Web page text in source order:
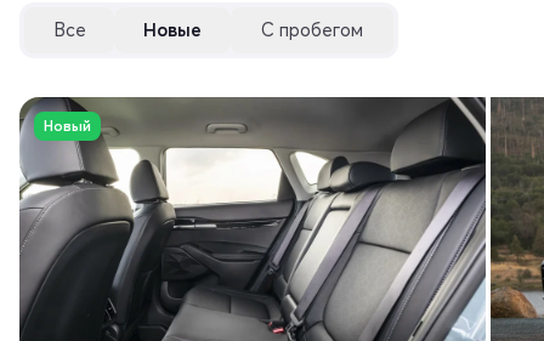
Все Новые С пробегом
Новый